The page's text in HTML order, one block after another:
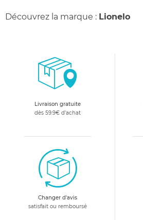
Découvrez la marque : Lionelo
Livraison gratuite
dès 59.9€ d'achat
Changer d'avis
satisfait ou remboursé